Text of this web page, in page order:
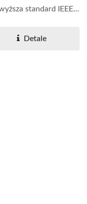
standard IEEE
Detale